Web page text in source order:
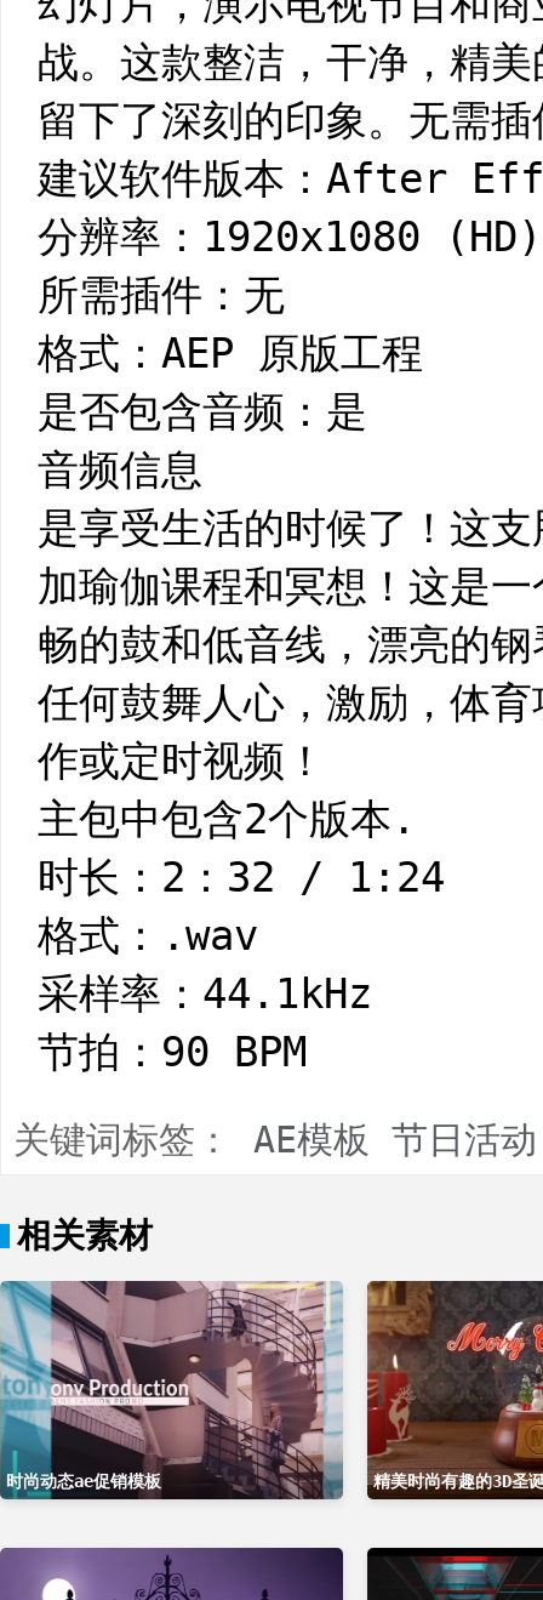
战。这款整洁，干净，精
留下了深刻的印象。无需插
建议软件版本：After
分辨率：1920x1080 (HD)
所需插件：无
格式：AEP 原版工程
是否包含音频：是
音频信息
是享受生活的时候了！这
加瑜伽课程和冥想！这是
畅的鼓和低音线，漂亮的
任何鼓舞人心，激励，体
作或定时视频！
主包中包含2个版本.
时长：2：32 / 1:24
格式：.wav
采样率：44.1kHz
节拍：90 BPM
关键词标签： AE模板 节日活动
相关素材
时尚动态ae促销模板